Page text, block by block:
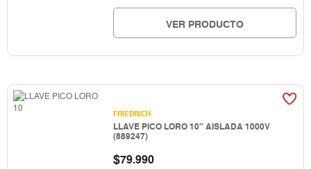
VER PRODUCTO
FRIEDRICH
LLAVE PICO LORO 10" AISLADA 1000V
(889247)
$79.990